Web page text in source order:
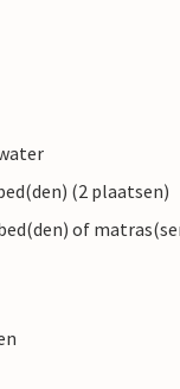
(2 plaatsen)
of